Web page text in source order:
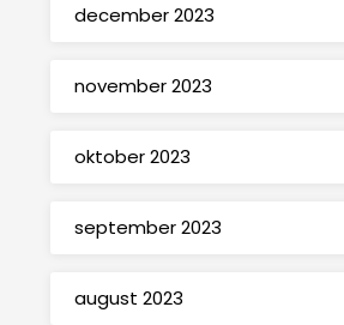
december 2023
november 2023
oktober 2023
september 2023
august 2023